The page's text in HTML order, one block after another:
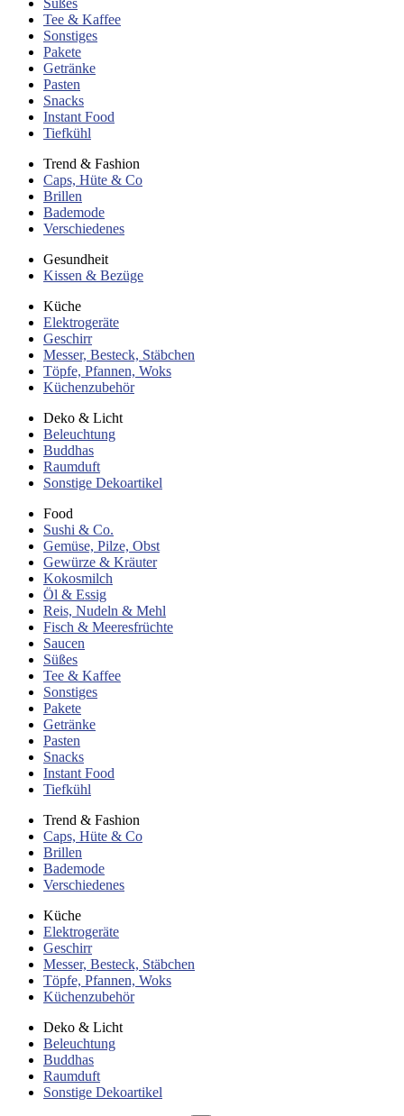
Süßes
Tee & Kaffee
Sonstiges
Pakete
Getränke
Pasten
Snacks
Instant Food
Tiefkühl
Trend & Fashion
Caps, Hüte & Co
Brillen
Bademode
Verschiedenes
Gesundheit
Kissen & Bezüge
Küche
Elektrogeräte
Geschirr
Messer, Besteck, Stäbchen
Töpfe, Pfannen, Woks
Küchenzubehör
Deko & Licht
Beleuchtung
Buddhas
Raumduft
Sonstige Dekoartikel
Food
Sushi & Co.
Gemüse, Pilze, Obst
Gewürze & Kräuter
Kokosmilch
Öl & Essig
Reis, Nudeln & Mehl
Fisch & Meeresfrüchte
Saucen
Süßes
Tee & Kaffee
Sonstiges
Pakete
Getränke
Pasten
Snacks
Instant Food
Tiefkühl
Trend & Fashion
Caps, Hüte & Co
Brillen
Bademode
Verschiedenes
Küche
Elektrogeräte
Geschirr
Messer, Besteck, Stäbchen
Töpfe, Pfannen, Woks
Küchenzubehör
Deko & Licht
Beleuchtung
Buddhas
Raumduft
Sonstige Dekoartikel